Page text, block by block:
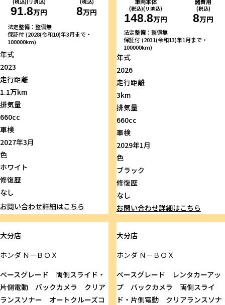
(税込)(リ済込)
91.8万円
(税込)
8万円
法定整備：整備無
保証付 (2028(令和10)年3月まで・
100000km)
年式
2023
走行距離
1.1万km
排気量
660cc
車検
2027年3月
色
ホワイト
修復歴
なし
お問い合わせ詳細はこちら
(税込)(リ済込)
148.8万円
(税込)
8万円
法定整備：整備無
保証付 (2031(令和13)年1月まで・
100000km)
年式
2026
走行距離
3km
排気量
660cc
車検
2029年1月
色
ブラック
修復歴
なし
お問い合わせ詳細はこちら
大分店
ホンダ Ｎ－ＢＯＸ
ベースグレード 両側スライド・
片側電動 バックカメラ クリア
ランスソナー オートクルーズコ
大分店
ホンダＮ－ＢＯＸ
ベースグレード レンタカーアッ
プ バックカメラ 両側スライ
ド・片側電動 クリアランスソナ